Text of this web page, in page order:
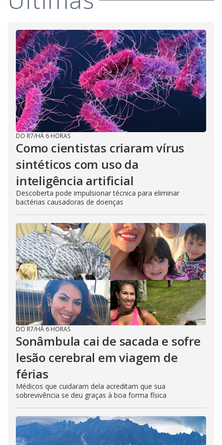
i
d
e
o
DO R7/HÁ 6 HORAS
Como cientistas criaram vírus
sintéticos com uso da
inteligência artificial
Descoberta pode impulsionar técnica para eliminar
bactérias causadoras de doenças
DO R7/HÁ 6 HORAS
Sonâmbula cai de sacada e sofre
lesão cerebral em viagem de
férias
Médicos que cuidaram dela acreditam que sua
sobrevivência se deu graças à boa forma física